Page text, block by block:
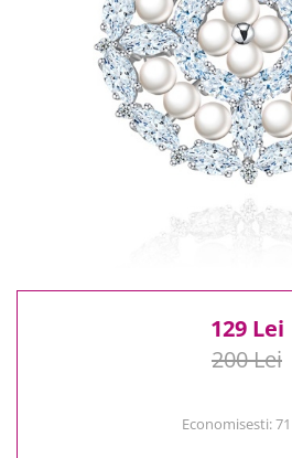
Cele mai noi
Cele mai vandute
Cele mai votate
300 Lei - 500 Lei
129 Lei
200 Lei
Economisesti:71